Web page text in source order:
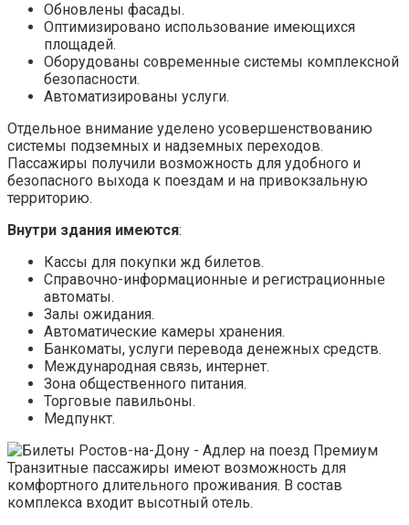
Обновлены фасады.
Оптимизировано использование имеющихся
площадей.
Оборудованы современные системы комплексной
безопасности.
Автоматизированы услуги.
Отдельное внимание уделено усовершенствованию
системы подземных и надземных переходов.
Пассажиры получили возможность для удобного и
безопасного выхода к поездам и на привокзальную
территорию.
Внутри здания имеются:
Кассы для покупки жд билетов.
Справочно-информационные и регистрационные
автоматы.
Залы ожидания.
Автоматические камеры хранения.
Банкоматы, услуги перевода денежных средств.
Международная связь, интернет.
Зона общественного питания.
Торговые павильоны.
Медпункт.
Транзитные пассажиры имеют возможность для
комфортного длительного проживания. В состав
комплекса входит высотный отель.